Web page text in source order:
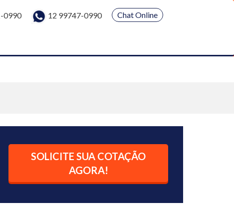
0990 12 99747-0990 Chat Online
SOLICITE SUA COTAÇÃO
AGORA!